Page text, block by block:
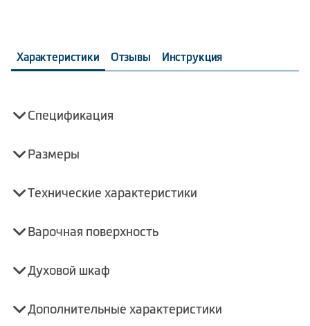
Характеристики Отзывы Инструкция
Спецификация
Размеры
Технические характеристики
Варочная поверхность
Духовой шкаф
Дополнительные характеристики